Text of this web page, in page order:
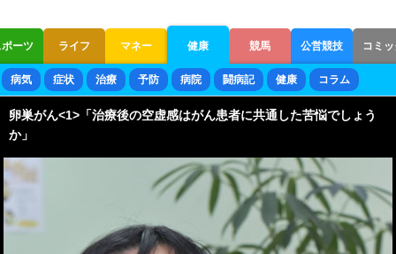
ーツ ライフ マネー 健康 競馬 公営競技 コミ
ボートレース 競輪 オートレース
病気 症状 治療 予防 病院 闘病記 健康 コラム
卵巣がん<1>「治療後の空虚感はがん患者に共通した苦悩でしょう
か」